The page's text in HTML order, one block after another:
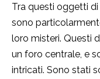
Tra questi oggetti
sono
loro misteri. Questi
un foro centrale, e
intricati. Sono stati